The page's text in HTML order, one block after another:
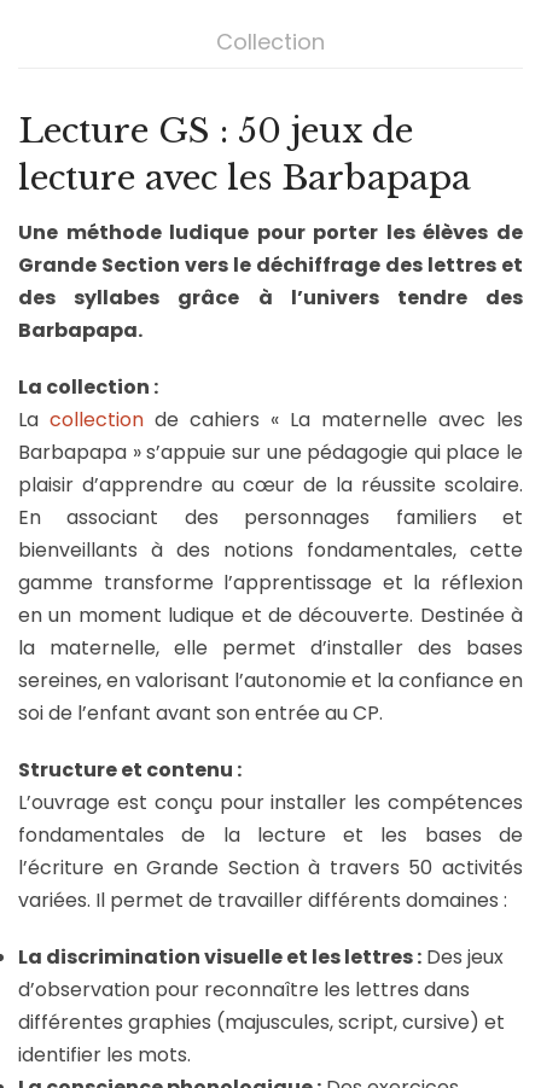
Collection
Lecture GS : 50 jeux de
lecture avec les Barbapapa
Une méthode ludique pour porter les élèves de
Grande Section vers le déchiffrage des lettres et
des syllabes grâce à l’univers tendre des
Barbapapa.
La collection :
La collection de cahiers « La maternelle avec les
Barbapapa » s’appuie sur une pédagogie qui place le
plaisir d’apprendre au cœur de la réussite scolaire.
En associant des personnages familiers et
bienveillants à des notions fondamentales, cette
gamme transforme l’apprentissage et la réflexion
en un moment ludique et de découverte. Destinée à
la maternelle, elle permet d’installer des bases
sereines, en valorisant l’autonomie et la confiance en
soi de l’enfant avant son entrée au CP.
Structure et contenu :
L’ouvrage est conçu pour installer les compétences
fondamentales de la lecture et les bases de
l’écriture en Grande Section à travers 50 activités
variées. Il permet de travailler différents domaines :
La discrimination visuelle et les lettres : Des jeux
d’observation pour reconnaître les lettres dans
différentes graphies (majuscules, script, cursive) et
identifier les mots.